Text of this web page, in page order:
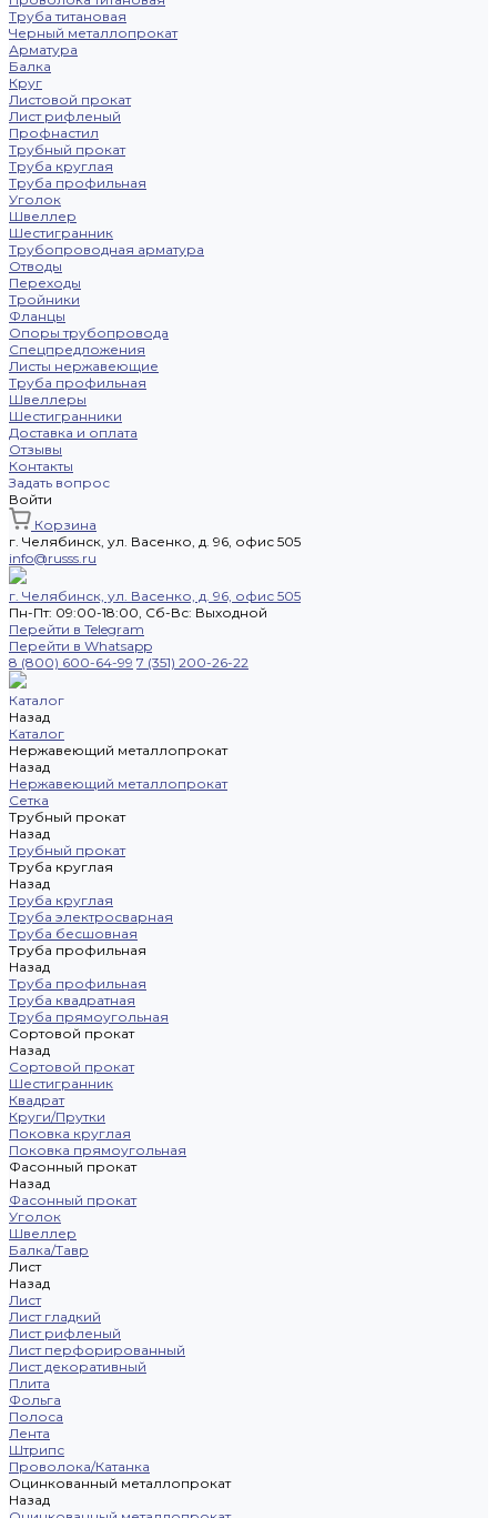
Труба титановая
Черный металлопрокат
Арматура
Балка
Круг
Листовой прокат
Лист рифленый
Профнастил
Трубный прокат
Труба круглая
Труба профильная
Уголок
Швеллер
Шестигранник
Трубопроводная арматура
Отводы
Переходы
Тройники
Фланцы
Опоры трубопровода
Спецпредложения
Листы нержавеющие
Труба профильная
Швеллеры
Шестигранники
Доставка и оплата
Отзывы
Контакты
Задать вопрос
Войти
Корзина
г. Челябинск, ул. Васенко, д. 96, офис 505
info@russs.ru
г. Челябинск, ул. Васенко, д. 96, офис 505
Пн-Пт: 09:00-18:00, Cб-Вс: Выходной
Перейти в Telegram
Перейти в Whatsapp
8 (800) 600-64-99 7 (351) 200-26-22
Каталог
Назад
Каталог
Нержавеющий металлопрокат
Назад
Нержавеющий металлопрокат
Сетка
Трубный прокат
Назад
Трубный прокат
Труба круглая
Назад
Труба круглая
Труба электросварная
Труба бесшовная
Труба профильная
Назад
Труба профильная
Труба квадратная
Труба прямоугольная
Сортовой прокат
Назад
Сортовой прокат
Шестигранник
Квадрат
Круги/Прутки
Поковка круглая
Поковка прямоугольная
Фасонный прокат
Назад
Фасонный прокат
Уголок
Швеллер
Балка/Тавр
Лист
Назад
Лист
Лист гладкий
Лист рифленый
Лист перфорированный
Лист декоративный
Плита
Фольга
Полоса
Лента
Штрипс
Проволока/Катанка
Оцинкованный металлопрокат
Назад